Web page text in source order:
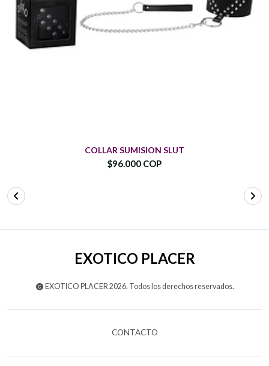
COLLAR SUMISION SLUT
$96.000 COP
EXOTICO PLACER
EXOTICO PLACER 2026. Todos los derechos reservados.
CONTACTO